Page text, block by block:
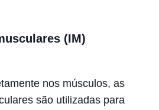
(IM)
nos músculos, as
são utilizadas para